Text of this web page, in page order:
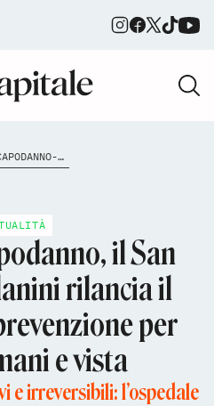
PETARDI-CAPODANNO-PREVENZIONE-SAN-CAMILLO
il San
rilancia il
per
e vista
e irreversibili: l’ospedale